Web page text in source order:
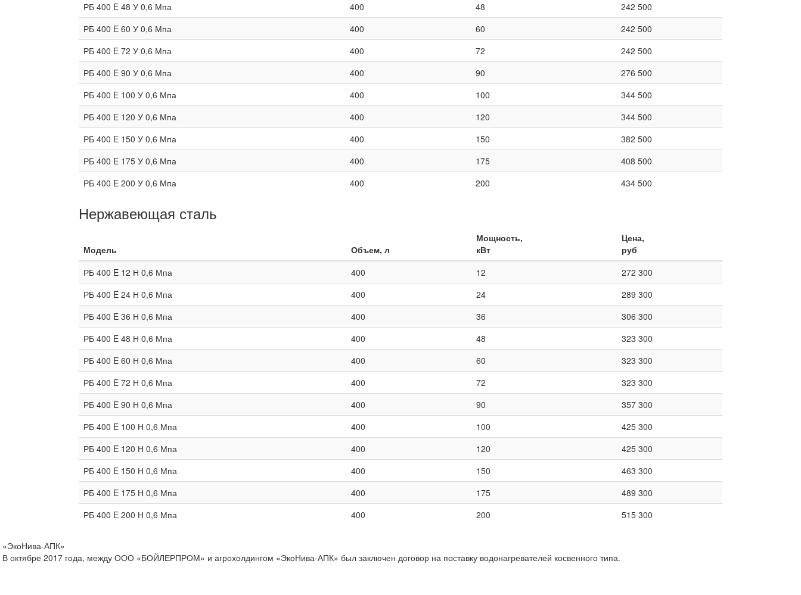
РБ 400 E 48 У 0,6 Мпа
400 48
242 500
РБ 400 E 60 У 0,6 Мпа
400 60
242 500
РБ 400 E 72 У 0,6 Мпа
400 72
242 500
РБ 400 E 90 У 0,6 Мпа
400 90
276 500
РБ 400 E 100 У 0,6 Мпа
400 100
344 500
РБ 400 E 120 У 0,6 Мпа
400 120
344 500
РБ 400 E 150 У 0,6 Мпа
400 150
382 500
РБ 400 E 175 У 0,6 Мпа
400 175
408 500
РБ 400 E 200 У 0,6 Мпа
400 200 434 500
Нержавеющая сталь
Модель Объем, л
Мощность,
кВт
Цена,
руб
РБ 400 E 12 Н 0,6 Мпа
400 12
272 300
РБ 400 E 24 Н 0,6 Мпа
400 24
289 300
РБ 400 E 36 Н 0,6 Мпа
400 36
306 300
РБ 400 E 48 Н 0,6 Мпа
400 48
323 300
РБ 400 E 60 Н 0,6 Мпа
400 60
323 300
РБ 400 E 72 Н 0,6 Мпа
400 72
323 300
РБ 400 E 90 Н 0,6 Мпа
400 90
357 300
РБ 400 E 100 Н 0,6 Мпа
400 100
425 300
РБ 400 E 120 Н 0,6 Мпа
400 120
425 300
РБ 400 E 150 Н 0,6 Мпа
400 150
463 300
РБ 400 E 175 Н 0,6 Мпа
400 175
489 300
РБ 400 E 200 Н 0,6 Мпа
400 200 515 300
«ЭкоНива-АПК»
В октябре 2017 года, между ООО «БОЙЛЕРПРОМ» и агрохолдингом «ЭкоНива-АПК» был заключен договор на поставку водонагревателей косвенного типа.